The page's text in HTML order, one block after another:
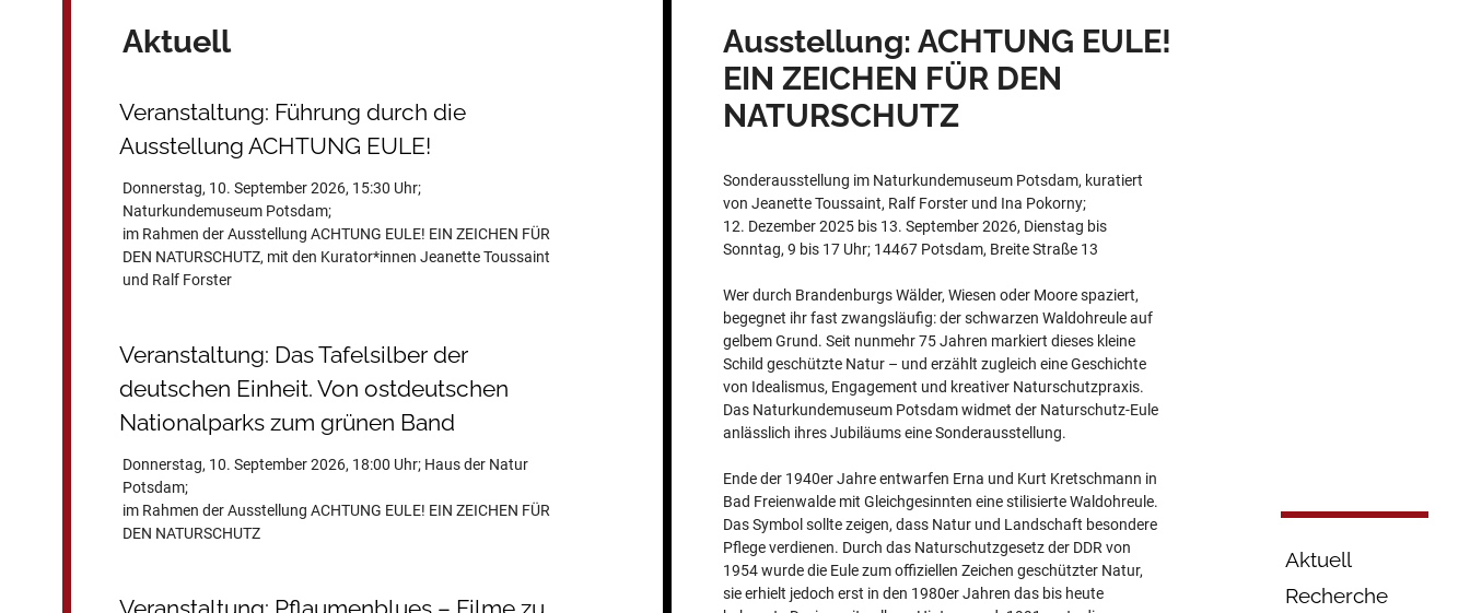
Aktuell
Veranstaltung: Führung durch die
Ausstellung ACHTUNG EULE!
Donnerstag, 10. September 2026, 15:30 Uhr;
Naturkundemuseum Potsdam;
im Rahmen der Ausstellung ACHTUNG EULE! EIN ZEICHEN FÜR
DEN NATURSCHUTZ, mit den Kurator*innen Jeanette Toussaint
und Ralf Forster
Veranstaltung: Das Tafelsilber der
deutschen Einheit. Von ostdeutschen
Nationalparks zum grünen Band
Donnerstag, 10. September 2026, 18:00 Uhr; Haus der Natur
Potsdam;
im Rahmen der Ausstellung ACHTUNG EULE! EIN ZEICHEN FÜR
DEN NATURSCHUTZ
Ausstellung: ACHTUNG EULE!
EIN ZEICHEN FÜR DEN
NATURSCHUTZ
Sonderausstellung im Naturkundemuseum Potsdam, kuratiert
von Jeanette Toussaint, Ralf Forster und Ina Pokorny;
12. Dezember 2025 bis 13. September 2026, Dienstag bis
Sonntag, 9 bis 17 Uhr; 14467 Potsdam, Breite Straße 13
Wer durch Brandenburgs Wälder, Wiesen oder Moore spaziert,
begegnet ihr fast zwangsläufig: der schwarzen Waldohreule auf
gelbem Grund. Seit nunmehr 75 Jahren markiert dieses kleine
Schild geschützte Natur – und erzählt zugleich eine Geschichte
von Idealismus, Engagement und kreativer Naturschutzpraxis.
Das Naturkundemuseum Potsdam widmet der Naturschutz-Eule
anlässlich ihres Jubiläums eine Sonderausstellung.
Ende der 1940er Jahre entwarfen Erna und Kurt Kretschmann in
Bad Freienwalde mit Gleichgesinnten eine stilisierte Waldohreule.
Das Symbol sollte zeigen, dass Natur und Landschaft besondere
Pflege verdienen. Durch das Naturschutzgesetz der DDR von
1954 wurde die Eule zum offiziellen Zeichen geschützter Natur,
sie erhielt jedoch erst in den 1980er Jahren das bis heute
Aktuell
Recherche